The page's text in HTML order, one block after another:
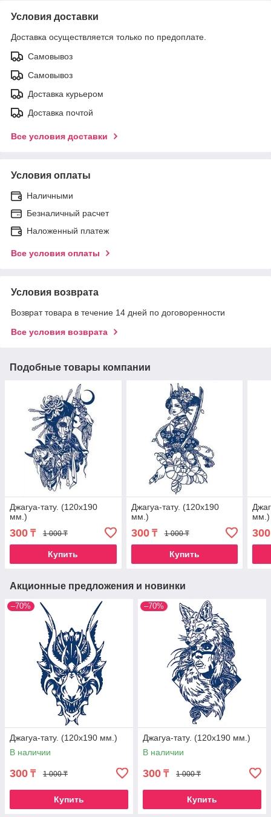
Условия доставки
Доставка осуществляется только по предоплате.
Самовывоз
Самовывоз
Доставка курьером
Доставка почтой
Все условия доставки
Условия оплаты
Наличными
Безналичный расчет
Наложенный платеж
Все условия оплаты
Условия возврата
Возврат товара в течение 14 дней по договоренности
Все условия возврата
Подобные товары компании
Джагуа-тату. (120х190
мм.)
300 ₸ 1 000 ₸
Купить
Джагуа-тату. (120х190
мм.)
300₸ 1 000 ₸
Купить
мм.)
300
Акционные предложения и новинки
–70%
Джагуа-тату. (120х190 мм.)
В наличии
300 ₸ 1 000 ₸
Купить
–70%
Джагуа-тату. (120х190 мм.)
В наличии
300 ₸ 1 000 ₸
Купить